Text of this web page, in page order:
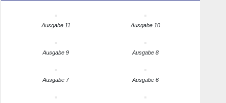
Ausgabe 11 Ausgabe 10
Ausgabe 9 Ausgabe 8
Ausgabe 7 Ausgabe 6